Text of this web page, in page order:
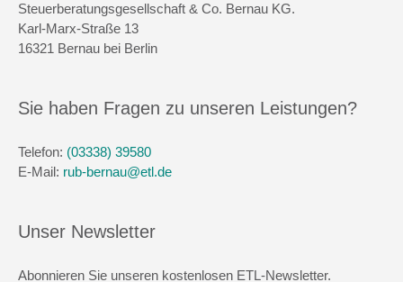
Steuerberatungsgesellschaft & Co. Bernau KG.
Karl-Marx-Straße 13
16321 Bernau bei Berlin
Sie haben Fragen zu unseren Leistungen?
Telefon: (03338) 39580
E-Mail: rub-bernau@etl.de
Unser Newsletter
Abonnieren Sie unseren kostenlosen ETL-Newsletter.